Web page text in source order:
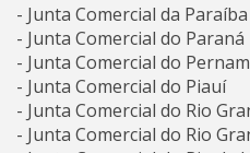
- Junta Comercial da Paraíba
- Junta Comercial do Paraná
- Junta Comercial do
- Junta Comercial do Piauí
- Junta Comercial do Rio
- Junta Comercial do Rio